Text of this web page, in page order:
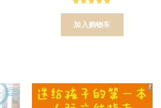
加入购物车